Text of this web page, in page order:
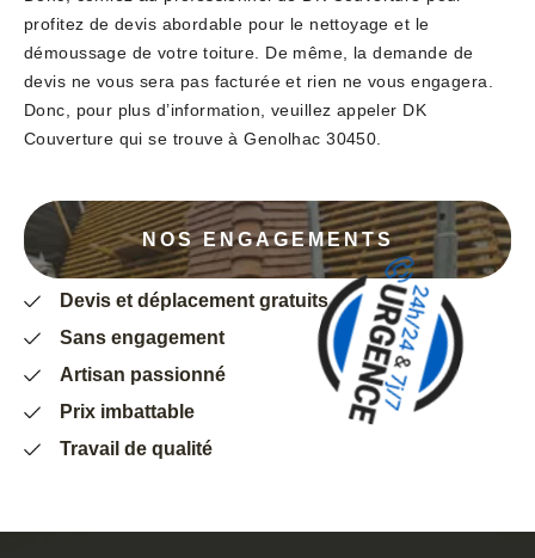
profitez de devis abordable pour le nettoyage et le
démoussage de votre toiture. De même, la demande de
devis ne vous sera pas facturée et rien ne vous engagera.
Donc, pour plus d’information, veuillez appeler DK
Couverture qui se trouve à Genolhac 30450.
NOS ENGAGEMENTS
Devis et déplacement gratuits
Sans engagement
Artisan passionné
Prix imbattable
Travail de qualité